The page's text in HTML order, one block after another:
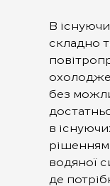
В
складно
без
в
водяної
де